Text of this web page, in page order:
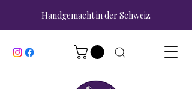
Handgemacht in der Schweiz